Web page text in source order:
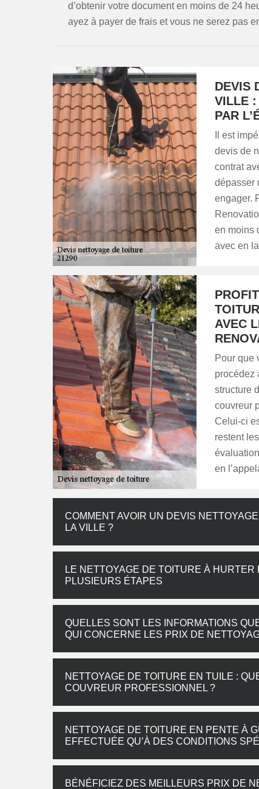
d’obtenir votre document en moins de 24
ayez à payer de frais et vous ne serez pas
DEVIS
VILLE :
PAR
Il est
devis de
contrat
dépasser
engager.
en moins
avec en
AVEC
Pour que
procédez
structure
couvreur
Celui-ci
restent
en
COMMENT AVOIR UN DEVIS
LA VILLE ?
LE NETTOYAGE DE TOITURE À HURTER
PLUSIEURS ÉTAPES
QUELLES SONT LES INFORMATIONS
QUI CONCERNE LES PRIX DE
NETTOYAGE DE TOITURE EN TUILE :
COUVREUR PROFESSIONNEL ?
NETTOYAGE DE TOITURE EN PENTE À
EFFECTUÉE QU’À DES CONDITIONS
BÉNÉFICIEZ DES MEILLEURS PRIX DE